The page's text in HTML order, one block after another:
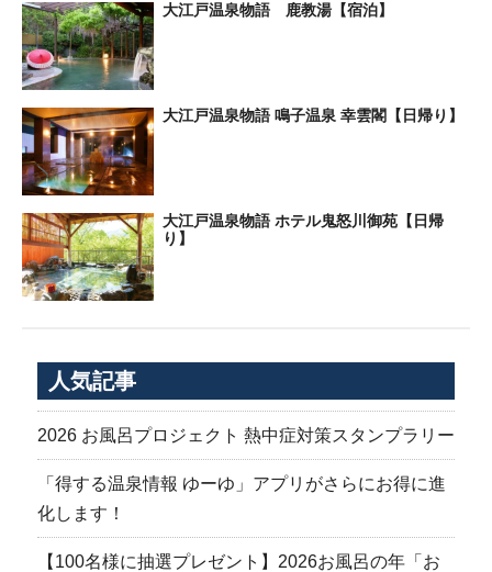
大江戸温泉物語 鹿教湯【宿泊】
大江戸温泉物語 鳴子温泉 幸雲閣【日帰り】
大江戸温泉物語 ホテル鬼怒川御苑【日帰
り】
人気記事
2026 お風呂プロジェクト 熱中症対策スタンプラリー
「得する温泉情報 ゆーゆ」アプリがさらにお得に進
化します！
【100名様に抽選プレゼント】2026お風呂の年「お